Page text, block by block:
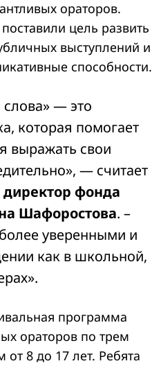
ораторов.
цель развить
выступлений и
способности.
— это
которая помогает
выражать свои
— считает
фонда
Шафоростова. –
уверенными и
как в школьной,
программа
ораторов по трем
от 8 до 17 лет. Ребята